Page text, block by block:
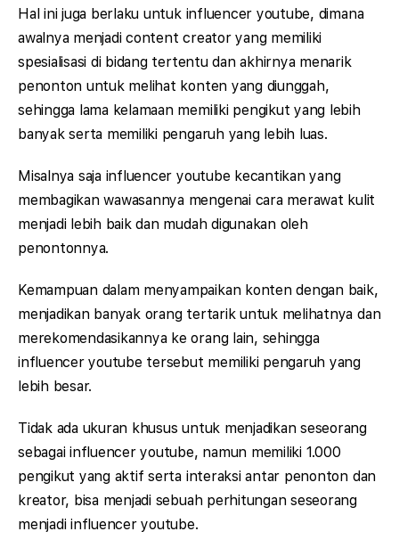
Hal ini juga berlaku untuk influencer youtube, dimana
awalnya menjadi content creator yang memiliki
spesialisasi di bidang tertentu dan akhirnya menarik
penonton untuk melihat konten yang diunggah,
sehingga lama kelamaan memiliki pengikut yang lebih
banyak serta memiliki pengaruh yang lebih luas.
Misalnya saja influencer youtube kecantikan yang
membagikan wawasannya mengenai cara merawat kulit
menjadi lebih baik dan mudah digunakan oleh
penontonnya.
Kemampuan dalam menyampaikan konten dengan baik,
menjadikan banyak orang tertarik untuk melihatnya dan
merekomendasikannya ke orang lain, sehingga
influencer youtube tersebut memiliki pengaruh yang
lebih besar.
Tidak ada ukuran khusus untuk menjadikan seseorang
sebagai influencer youtube, namun memiliki 1.000
pengikut yang aktif serta interaksi antar penonton dan
kreator, bisa menjadi sebuah perhitungan seseorang
menjadi influencer youtube.